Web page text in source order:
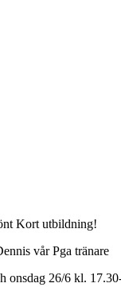
Kort utbildning!
vår Pga tränare
onsdag 26/6 kl.